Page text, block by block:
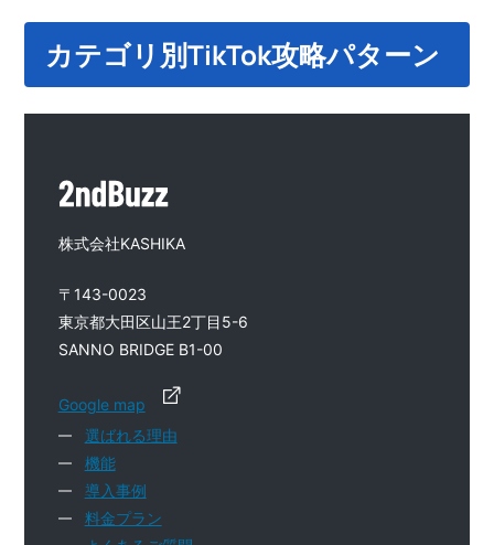
カテゴリ別TikTok攻略パターン
株式会社KASHIKA
〒143-0023
東京都大田区山王2丁目5-6
SANNO BRIDGE B1-00
Google map
選ばれる理由
機能
導入事例
料金プラン